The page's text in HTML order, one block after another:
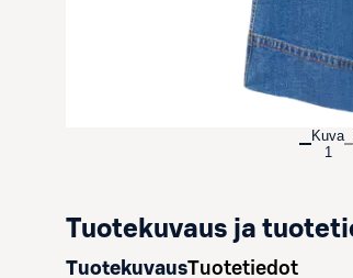
Kuva
1
Tuotekuvaus ja
TuotekuvausTuotetiedot